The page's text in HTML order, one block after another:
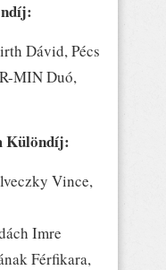
Dávid, Pécs
MIN Duó,
Különdíj:
Vince,
Imre
Férfikara,